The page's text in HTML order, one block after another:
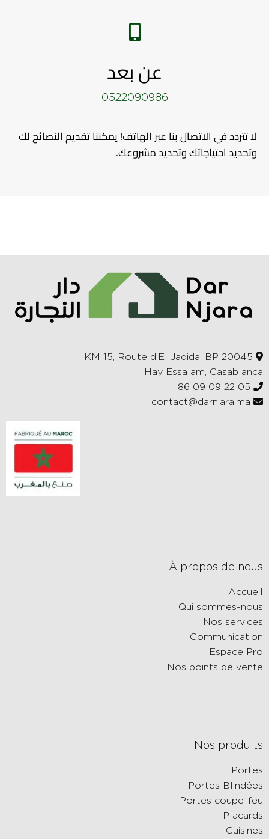
عن بعد
0522090986
لا تتردد في الاتصال بنا عبر الهاتف! يمكننا تقديم النصائح لك
وتحديد احتياجاتك وتحديد مشروعك.
Hay Essalam, Casablanca
À propos de nous
Accueil
Qui sommes-nous
Nos services
Communication
Espace Pro
Nos points de vente
Nos produits
Portes
Portes Blindées
Portes coupe-feu
Placards
Cuisines